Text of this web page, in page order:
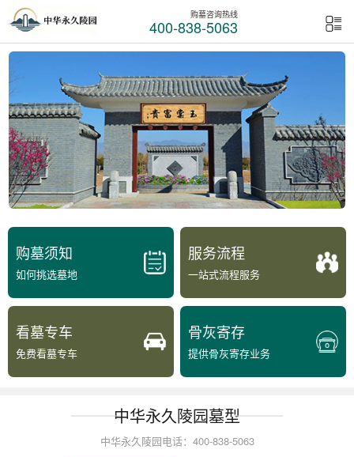
购墓咨询热线
400-838-5063
购墓须知
如何挑选墓地
服务流程
一站式流程服务
看墓专车
免费看墓专车
骨灰寄存
提供骨灰寄存业务
中华永久陵园墓型
中华永久陵园电话：400-838-5063